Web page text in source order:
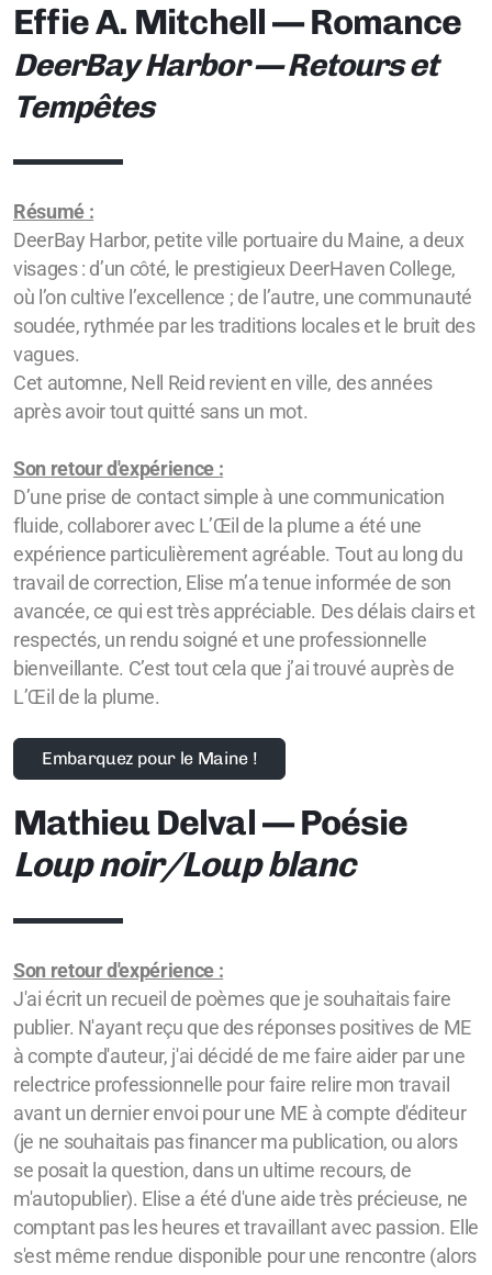
Effie A. Mitchell — Romance
DeerBay Harbor — Retours et
Tempêtes
Résumé :
DeerBay Harbor, petite ville portuaire du Maine, a deux
visages : d’un côté, le prestigieux DeerHaven College,
où l’on cultive l’excellence ; de l’autre, une communauté
soudée, rythmée par les traditions locales et le bruit des
vagues.
Cet automne, Nell Reid revient en ville, des années
après avoir tout quitté sans un mot.
Son retour d'expérience :
D’une prise de contact simple à une communication
fluide, collaborer avec L’Œil de la plume a été une
expérience particulièrement agréable. Tout au long du
travail de correction, Elise m’a tenue informée de son
avancée, ce qui est très appréciable. Des délais clairs et
respectés, un rendu soigné et une professionnelle
bienveillante. C’est tout cela que j’ai trouvé auprès de
L’Œil de la plume.
Embarquez pour le Maine !
Mathieu Delval — Poésie
Loup noir/Loup blanc
Son retour d'expérience :
J'ai écrit un recueil de poèmes que je souhaitais faire
publier. N'ayant reçu que des réponses positives de ME
à compte d'auteur, j'ai décidé de me faire aider par une
relectrice professionnelle pour faire relire mon travail
avant un dernier envoi pour une ME à compte d'éditeur
(je ne souhaitais pas financer ma publication, ou alors
se posait la question, dans un ultime recours, de
m'autopublier). Elise a été d'une aide très précieuse, ne
comptant pas les heures et travaillant avec passion. Elle
s'est même rendue disponible pour une rencontre (alors